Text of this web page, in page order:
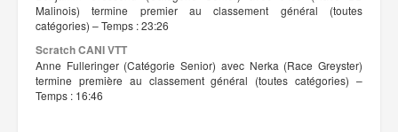
Malinois) termine premier au classement général (toutes
catégories) – Temps : 23:26
Scratch CANI VTT
Anne Fulleringer (Catégorie Senior) avec Nerka (Race Greyster)
termine première au classement général (toutes catégories) –
Temps : 16:46